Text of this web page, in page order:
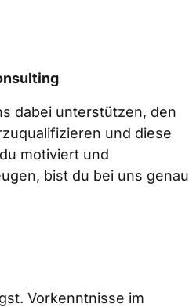
dabei unterstützen, den
und diese
motiviert und
bist du bei uns genau
Vorkenntnisse im